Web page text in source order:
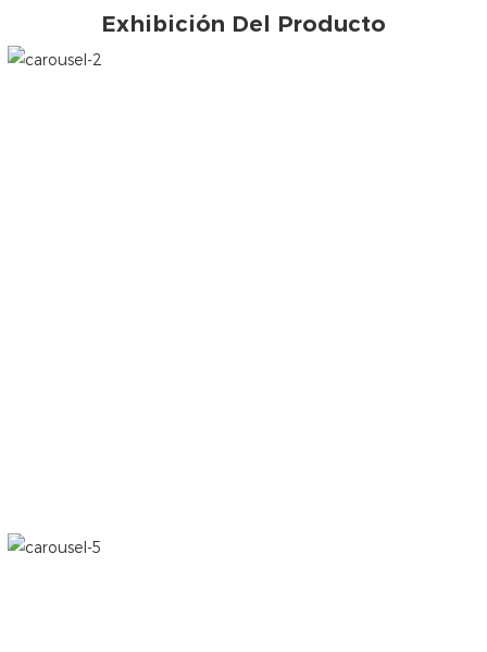
Exhibición Del Producto